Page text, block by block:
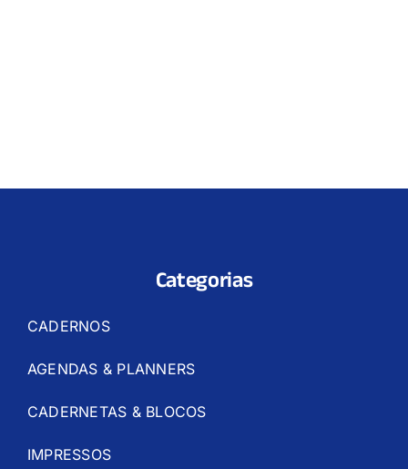
Categorias
CADERNOS
AGENDAS & PLANNERS
CADERNETAS & BLOCOS
IMPRESSOS